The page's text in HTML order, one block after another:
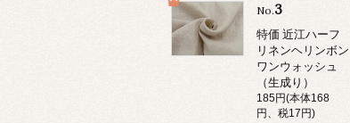
No.3
特価 近江ハーフ
リネンヘリンボン
ワンウォッシュ
（生成り）
185円(本体168
円、税17円)